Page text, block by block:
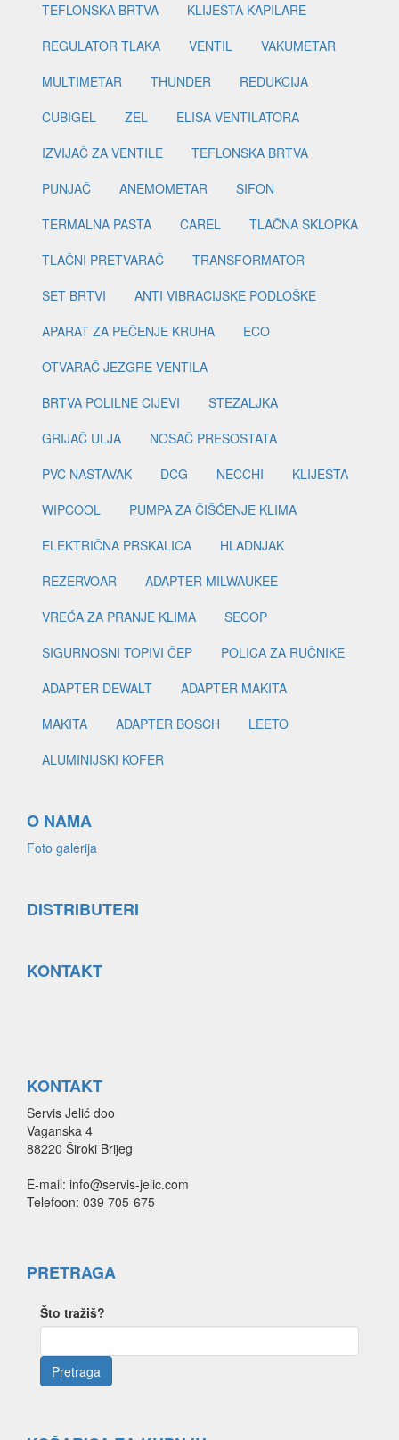
TEFLONSKA BRTVA
KLIJEŠTA KAPILARE
REGULATOR TLAKA
VENTIL
VAKUMETAR
MULTIMETAR
THUNDER
REDUKCIJA
CUBIGEL
ZEL
ELISA VENTILATORA
IZVIJAČ ZA VENTILE
TEFLONSKA BRTVA
PUNJAČ
ANEMOMETAR
SIFON
TERMALNA PASTA
CAREL
TLAČNA SKLOPKA
TLAČNI PRETVARAČ
TRANSFORMATOR
SET BRTVI
ANTI VIBRACIJSKE PODLOŠKE
APARAT ZA PEČENJE KRUHA
ECO
OTVARAČ JEZGRE VENTILA
BRTVA POLILNE CIJEVI
STEZALJKA
GRIJAČ ULJA
NOSAČ PRESOSTATA
PVC NASTAVAK
DCG NECCHI
KLIJEŠTA
WIPCOOL
PUMPA ZA ČIŠĆENJE KLIMA
ELEKTRIČNA PRSKALICA
HLADNJAK
REZERVOAR
ADAPTER MILWAUKEE
VREĆA ZA PRANJE KLIMA
SECOP
SIGURNOSNI TOPIVI ČEP
POLICA ZA RUČNIKE
ADAPTER DEWALT
ADAPTER MAKITA
MAKITA
ADAPTER BOSCH
LEETO
ALUMINIJSKI KOFER
O NAMA
Foto galerija
DISTRIBUTERI
KONTAKT
KONTAKT
Servis Jelić doo
Vaganska 4
88220 Široki Brijeg
E-mail: info@servis-jelic.com
Telefoon: 039 705-675
PRETRAGA
Što tražiš?